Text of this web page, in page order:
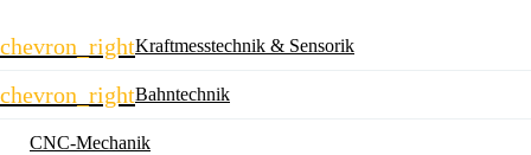
chevron_rightKraftmesstechnik & Sensorik
chevron_rightBahntechnik
CNC-Mechanik